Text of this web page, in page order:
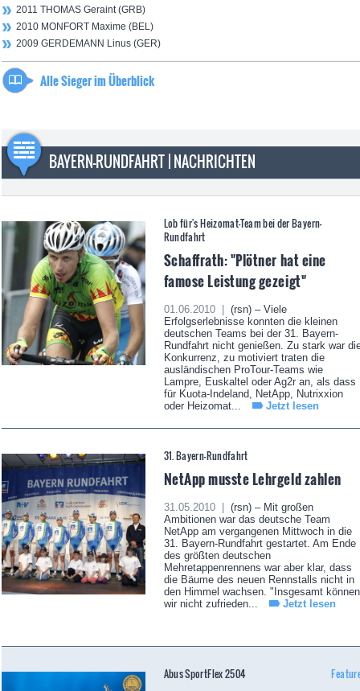
2011 THOMAS Geraint (GRB)
2010 MONFORT Maxime (BEL)
2009 GERDEMANN Linus (GER)
Alle Sieger im Überblick
BAYERN-RUNDFAHRT | NACHRICHTEN
Lob für's Heizomat-Team bei der Bayern-
Rundfahrt
Schaffrath: "Plötner hat eine
famose Leistung gezeigt"
01.06.2010 |
(rsn) – Viele
Erfolgserlebnisse konnten die kleinen
deutschen Teams bei der 31. Bayern-
Rundfahrt nicht genießen. Zu stark war
Konkurrenz, zu motiviert traten die
ausländischen ProTour-Teams wie
Lampre, Euskaltel oder Ag2r an, als dass
für Kuota-Indeland, NetApp, Nutrixxion
oder Heizomat...
Jetzt lesen
31. Bayern-Rundfahrt
NetApp musste Lehrgeld zahlen
31.05.2010 |
(rsn) – Mit großen
Ambitionen war das deutsche Team
NetApp am vergangenen Mittwoch in die
31. Bayern-Rundfahrt gestartet. Am Ende
des größten deutschen
Mehretappenrennens war aber klar, dass
die Bäume des neuen Rennstalls nicht in
den Himmel wachsen. "Insgesamt können
wir nicht zufrieden...
Jetzt lesen
Abus SportFlex 2504